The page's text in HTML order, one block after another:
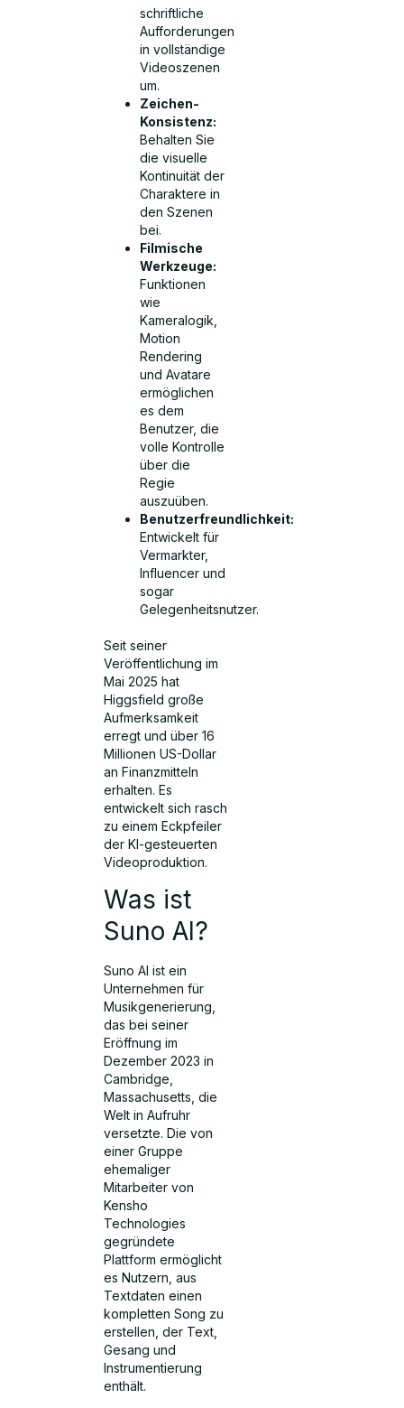
schriftliche
Aufforderungen
in vollständige
Videoszenen
um.
Zeichen-
Konsistenz:
Behalten Sie
die visuelle
Kontinuität der
Charaktere in
den Szenen
bei.
Filmische
Werkzeuge:
Funktionen
wie
Kameralogik,
Motion
Rendering
und Avatare
ermöglichen
es dem
Benutzer, die
volle Kontrolle
über die
Regie
auszuüben.
Benutzerfreundlichkeit:
Entwickelt für
Vermarkter,
Influencer und
sogar
Gelegenheitsnutzer.
Seit seiner
Veröffentlichung im
Mai 2025 hat
Higgsfield große
Aufmerksamkeit
erregt und über 16
Millionen US-Dollar
an Finanzmitteln
erhalten. Es
entwickelt sich rasch
zu einem Eckpfeiler
der KI-gesteuerten
Videoproduktion.
Was ist
Suno AI?
Suno AI ist ein
Unternehmen für
Musikgenerierung,
das bei seiner
Eröffnung im
Dezember 2023 in
Cambridge,
Massachusetts, die
Welt in Aufruhr
versetzte. Die von
einer Gruppe
ehemaliger
Mitarbeiter von
Kensho
Technologies
gegründete
Plattform ermöglicht
es Nutzern, aus
Textdaten einen
kompletten Song zu
erstellen, der Text,
Gesang und
Instrumentierung
enthält.